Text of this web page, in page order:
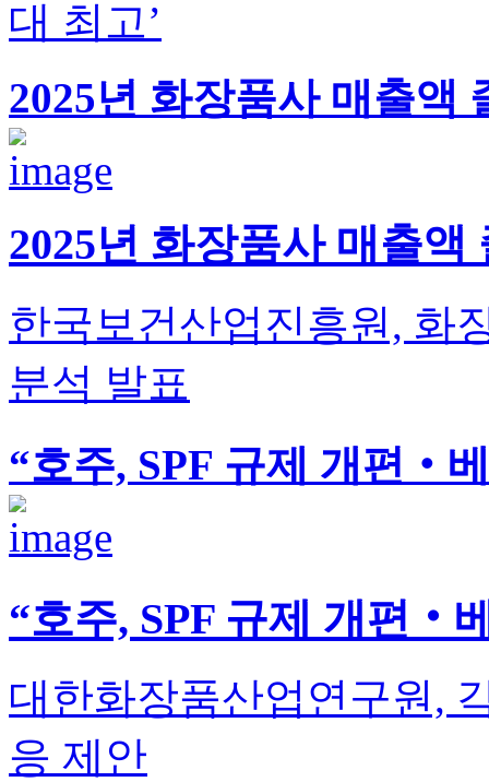
대 최고’
2025년 화장품사 매출액
2025년 화장품사 매출
한국보건산업진흥원, 화
분석 발표
“호주, SPF 규제 개편‧
“호주, SPF 규제 개편‧
대한화장품산업연구원,
응 제안